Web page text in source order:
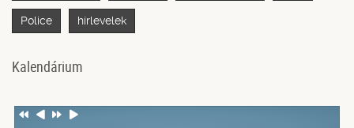
Police hírlevelek
Kalendárium
Previous
Previous
NextNext